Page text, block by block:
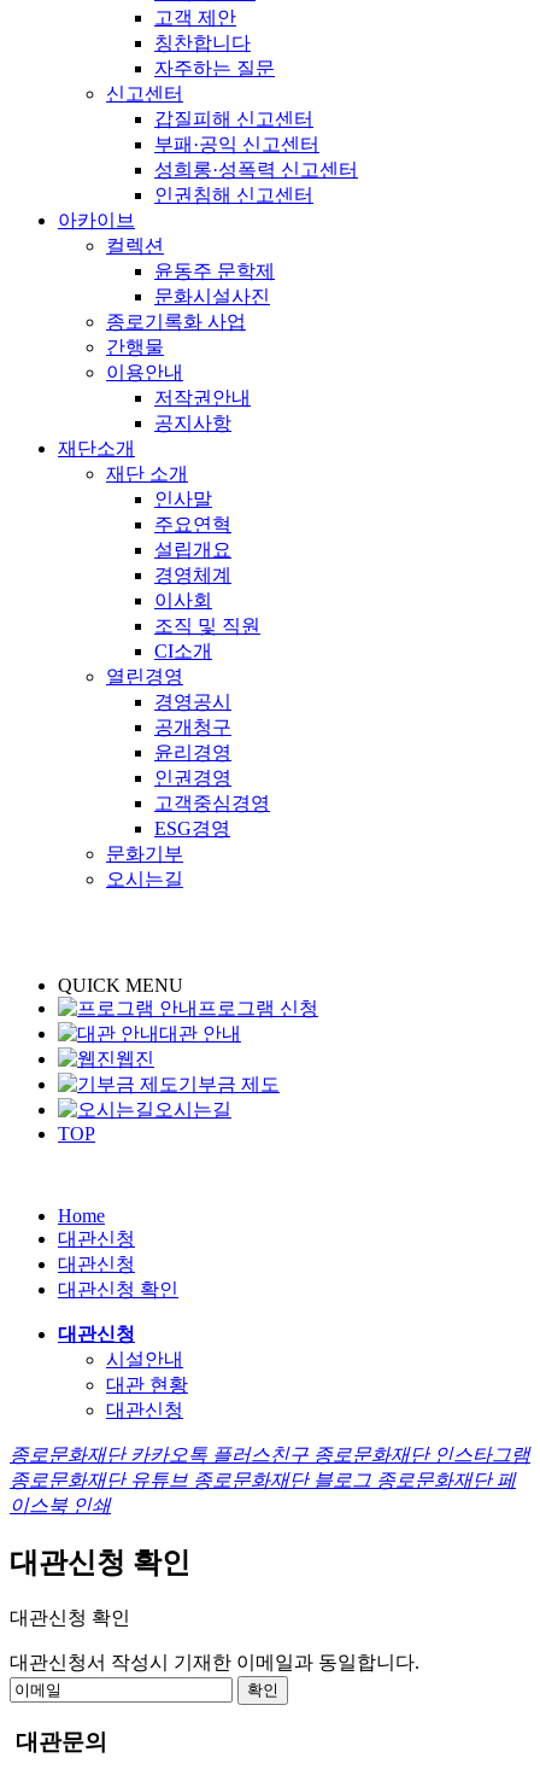
고객 제안
칭찬합니다
자주하는 질문
신고센터
갑질피해 신고센터
부패·공익 신고센터
성희롱·성폭력 신고센터
인권침해 신고센터
아카이브
컬렉션
윤동주 문학제
문화시설사진
종로기록화 사업
간행물
이용안내
저작권안내
공지사항
재단소개
재단 소개
인사말
주요연혁
설립개요
경영체계
이사회
조직 및 직원
CI소개
열린경영
경영공시
공개청구
윤리경영
인권경영
고객중심경영
ESG경영
문화기부
오시는길
QUICK MENU
프로그램 신청
대관 안내
웹진
기부금 제도
오시는길
TOP
Home
대관신청
대관신청
대관신청 확인
대관신청
시설안내
대관 현황
대관신청
종로문화재단 카카오톡 플러스친구 종로문화재단 인스타그램
종로문화재단 유튜브 종로문화재단 블로그 종로문화재단 페
이스북 인쇄
대관신청 확인
대관신청 확인
대관신청서 작성시 기재한 이메일과 동일합니다.
확인
대관문의